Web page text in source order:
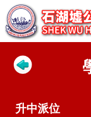
升中派位